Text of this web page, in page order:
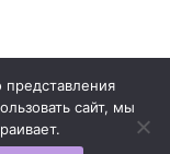
сайт, мы